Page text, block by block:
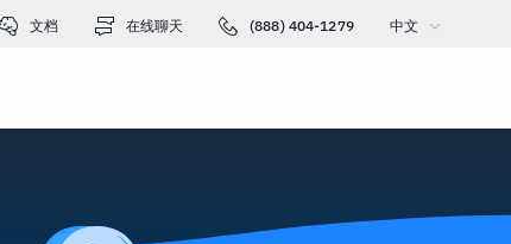
文档 在线聊天 (888) 404-1279 中文